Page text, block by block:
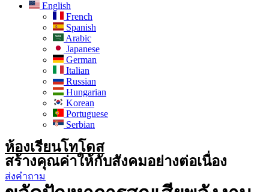
English
French
Spanish
Arabic
Japanese
German
Italian
Russian
Hungarian
Korean
Portuguese
Serbian
ห้องเรียนโทโดส
สร้างคุณค่าให้กับสังคมอย่างต่อเนื่อง
ส่งคำถาม